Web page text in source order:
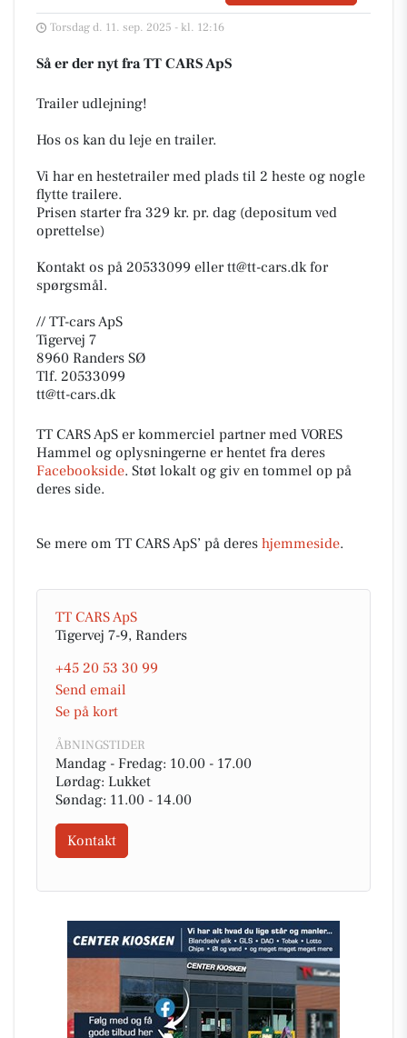
Torsdag d. 11. sep. 2025 - kl. 12:16
Så er der nyt fra TT CARS ApS
Trailer udlejning!
Hos os kan du leje en trailer.
Vi har en hestetrailer med plads til 2 heste og nogle
flytte trailere.
Prisen starter fra 329 kr. pr. dag (depositum ved
oprettelse)
Kontakt os på 20533099 eller tt@tt-cars.dk for
spørgsmål.
// TT-cars ApS
Tigervej 7
8960 Randers SØ
Tlf. 20533099
tt@tt-cars.dk
TT CARS ApS er kommerciel partner med VORES
Hammel og oplysningerne er hentet fra deres
Facebookside. Støt lokalt og giv en tommel op på
deres side.
Se mere om TT CARS ApS’ på deres hjemmeside.
TT CARS ApS
Tigervej 7-9, Randers
+45 20 53 30 99
Send email
Se på kort
ÅBNINGSTIDER
Mandag - Fredag: 10.00 - 17.00
Lørdag: Lukket
Søndag: 11.00 - 14.00
Kontakt